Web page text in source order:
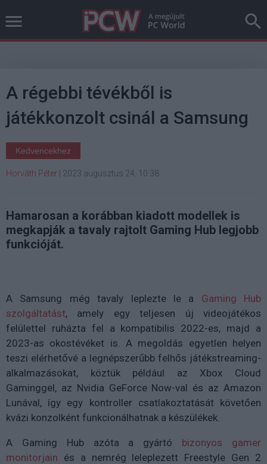
A régebbi tévékből is
játékkonzolt csinál a Samsung
Kedvencekhez
Horváth Péter 2023 augusztus 24. 10:38
Hamarosan a korábban kiadott modellek is
megkapják a tavaly rajtolt Gaming Hub legjobb
funkcióját.
A Samsung még tavaly leplezte le a Gaming Hub
szolgáltatást, amely egy teljesen új videojátékos
felülettel ruházta fel a kompatibilis 2022-es, majd a
2023-as okostévéket is. A megoldás egyetlen helyen
teszi elérhetővé a legnépszerűbb felhős játékstreaming-
alkalmazásokat, köztük például az Xbox Cloud
Gaminggel, az Nvidia GeForce Now-val és az Amazon
Lunával, így egy kontroller csatlakoztatását követően
kvázi konzolként funkcionálhatnak a készülékek.
A Gaming Hub azóta a gyártó bizonyos gamer
monitorjain és a nemrég leleplezett Freestyle Gen 2